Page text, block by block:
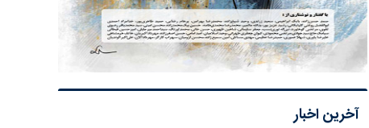
آخرین اخبار